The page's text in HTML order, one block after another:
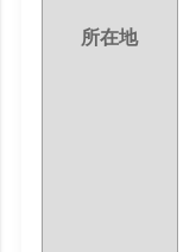
所在地